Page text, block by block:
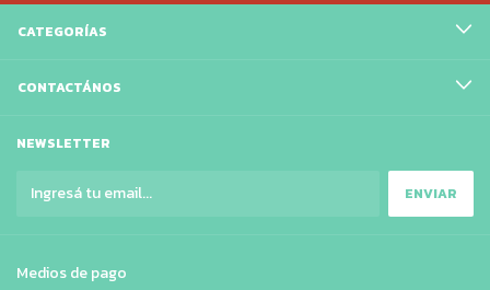
CATEGORÍAS
CONTACTÁNOS
NEWSLETTER
Medios de pago